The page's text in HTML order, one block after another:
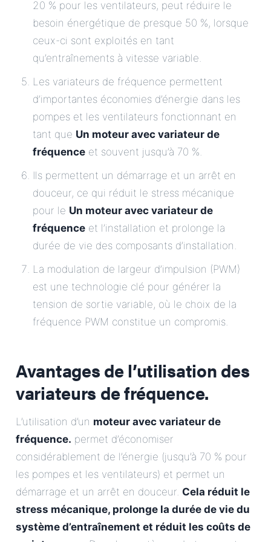
20 % pour les ventilateurs, peut réduire le
besoin énergétique de presque 50 %, lorsque
ceux-ci sont exploités en tant
qu’entraînements à vitesse variable.
Les variateurs de fréquence permettent
d’importantes économies d’énergie dans les
pompes et les ventilateurs fonctionnant en
tant que Un moteur avec variateur de
fréquence et souvent jusqu’à 70 %.
Ils permettent un démarrage et un arrêt en
douceur, ce qui réduit le stress mécanique
pour le Un moteur avec variateur de
fréquence et l’installation et prolonge la
durée de vie des composants d’installation.
La modulation de largeur d’impulsion (PWM)
est une technologie clé pour générer la
tension de sortie variable, où le choix de la
fréquence PWM constitue un compromis.
Avantages de l’utilisation des
variateurs de fréquence.
L’utilisation d’un moteur avec variateur de
fréquence. permet d’économiser
considérablement de l’énergie (jusqu’à 70 % pour
les pompes et les ventilateurs) et permet un
démarrage et un arrêt en douceur. Cela réduit le
stress mécanique, prolonge la durée de vie du
système d’entraînement et réduit les coûts de